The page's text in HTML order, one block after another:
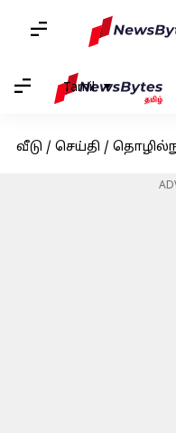
Tamil
வீடு / செய்தி /